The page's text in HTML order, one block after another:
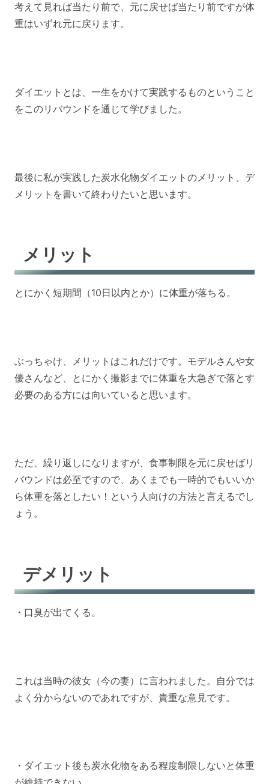
考えて見れば当たり前で、元に戻せば当たり前ですが体
重はいずれ元に戻ります。
ダイエットとは、一生をかけて実践するものということ
をこのリバウンドを通じて学びました。
最後に私が実践した炭水化物ダイエットのメリット、デ
メリットを書いて終わりたいと思います。
メリット
とにかく短期間（10日以内とか）に体重が落ちる。
ぶっちゃけ、メリットはこれだけです。モデルさんや女
優さんなど、とにかく撮影までに体重を大急ぎで落とす
必要のある方には向いていると思います。
ただ、繰り返しになりますが、食事制限を元に戻せばリ
バウンドは必至ですので、あくまでも一時的でもいいか
ら体重を落としたい！という人向けの方法と言えるでし
ょう。
デメリット
・口臭が出てくる。
これは当時の彼女（今の妻）に言われました。自分では
よく分からないのであれですが、貴重な意見です。
・ダイエット後も炭水化物をある程度制限しないと体重